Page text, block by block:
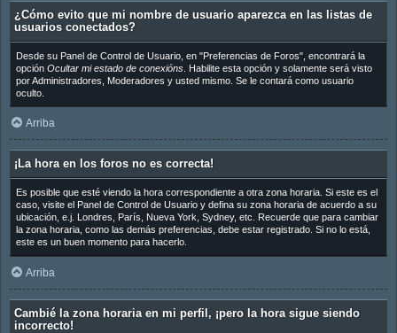
¿Cómo evito que mi nombre de usuario aparezca en las listas de
usuarios conectados?
Desde su Panel de Control de Usuario, en "Preferencias de Foros", encontrará la
opción Ocultar mi estado de conexións. Habilite esta opción y solamente será visto
por Administradores, Moderadores y usted mismo. Se le contará como usuario
oculto.
Arriba
¡La hora en los foros no es correcta!
Es posible que esté viendo la hora correspondiente a otra zona horaria. Si este es el
caso, visite el Panel de Control de Usuario y defina su zona horaria de acuerdo a su
ubicación, e.j. Londres, París, Nueva York, Sydney, etc. Recuerde que para cambiar
la zona horaria, como las demás preferencias, debe estar registrado. Si no lo está,
este es un buen momento para hacerlo.
Arriba
Cambié la zona horaria en mi perfil, ¡pero la hora sigue siendo
incorrecto!